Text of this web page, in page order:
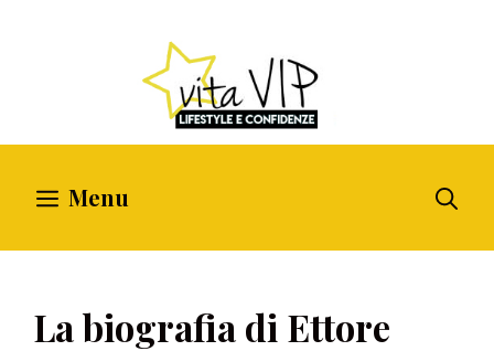
Menu
La biografia di Ettore